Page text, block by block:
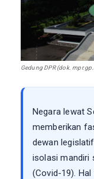
Gedung DPR (dok.
Negara lewat
memberikan
dewan
isolasi mandiri
(Covid-19).